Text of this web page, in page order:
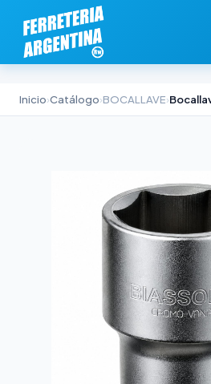
Inicio›Catálogo›BOCALLAVE›